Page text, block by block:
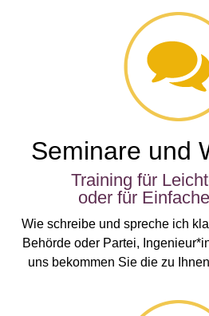
Seminare und
Training für
oder für
Wie schreibe und spreche ich
Behörde oder Partei,
uns bekommen Sie die zu